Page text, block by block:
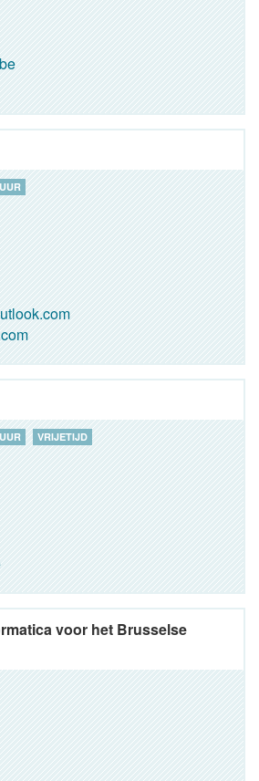
VRIJETIJD
voor het Brusselse